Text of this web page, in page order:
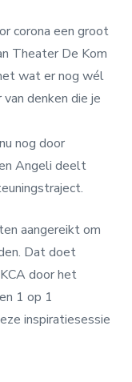
corona een groot
Theater De Kom
wat er nog wél
denken die je
nog door
Angeli deelt
aangereikt om
Dat doet
door het
1 op 1
inspiratiesessie